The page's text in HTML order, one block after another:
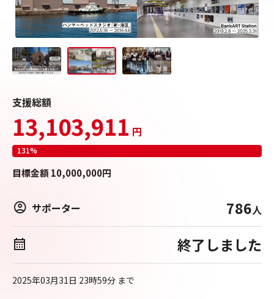
支援総額
13,103,911 円
131%
目標金額 10,000,000円
サポーター 786人
終了しました
2025年03月31日 23時59分 まで